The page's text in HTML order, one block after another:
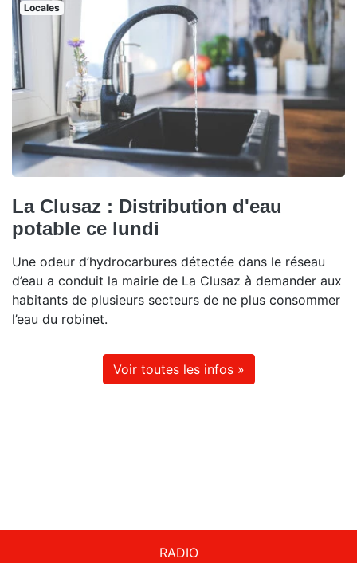
Locales
La Clusaz : Distribution d'eau
potable ce lundi
Une odeur d’hydrocarbures détectée dans le réseau
d’eau a conduit la mairie de La Clusaz à demander aux
habitants de plusieurs secteurs de ne plus consommer
l’eau du robinet.
Voir toutes les infos »
RADIO